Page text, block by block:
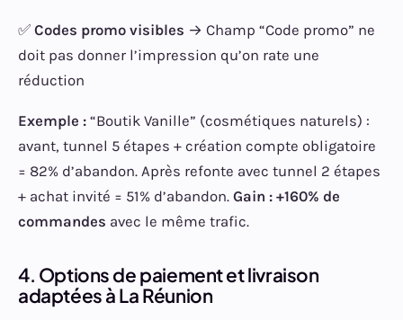
✅ Codes promo visibles → Champ “Code promo” ne
doit pas donner l’impression qu’on rate une
réduction
Exemple : “Boutik Vanille” (cosmétiques naturels) :
avant, tunnel 5 étapes + création compte obligatoire
= 82% d’abandon. Après refonte avec tunnel 2 étapes
+ achat invité = 51% d’abandon. Gain : +160% de
commandes avec le même trafic.
4. Options de paiement et livraison
adaptées à La Réunion